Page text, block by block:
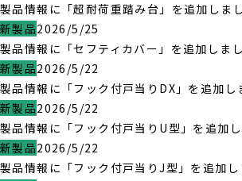
製品情報に「超耐荷重踏み台」を追加しまし
新製品2026/5/25
製品情報に「セフティカバー」を追加しまし
新製品2026/5/22
製品情報に「フック付戸当りDX」を追加し
新製品2026/5/22
製品情報に「フック付戸当りU型」を追加し
新製品2026/5/22
製品情報に「フック付戸当りJ型」を追加し